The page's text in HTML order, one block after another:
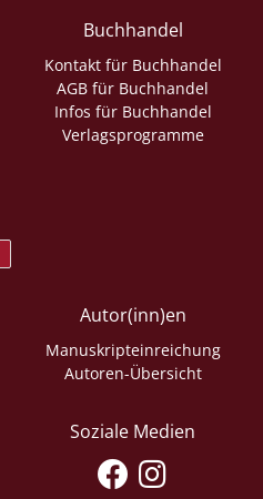
Buchhandel
Kontakt für Buchhandel
AGB für Buchhandel
Infos für Buchhandel
Verlagsprogramme
Autor(inn)en
Manuskripteinreichung
Autoren-Übersicht
Soziale Medien